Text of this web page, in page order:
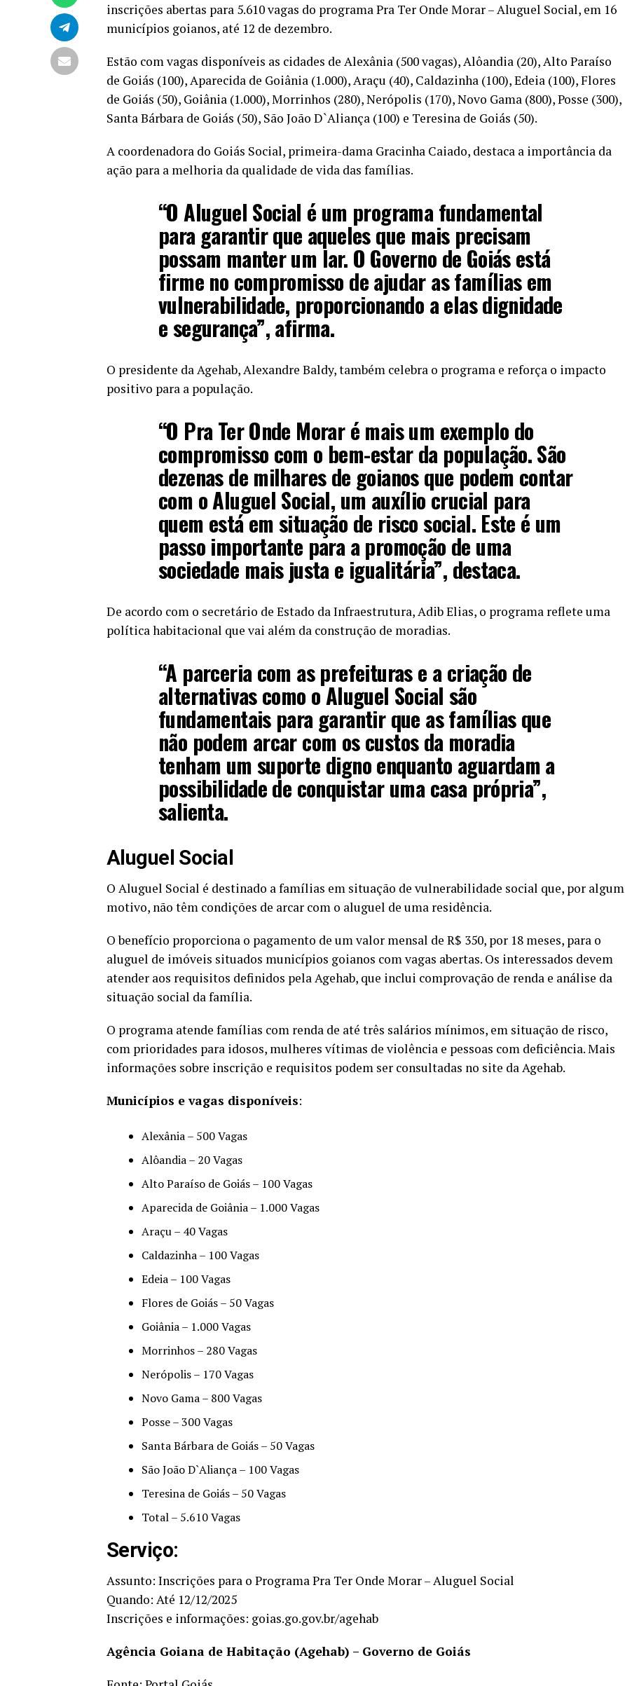
inscrições abertas para 5.610 vagas do programa Pra Ter Onde Morar – Aluguel Social, em 16
municípios goianos, até 12 de dezembro.
Estão com vagas disponíveis as cidades de Alexânia (500 vagas), Alôandia (20), Alto Paraíso
de Goiás (100), Aparecida de Goiânia (1.000), Araçu (40), Caldazinha (100), Edeia (100), Flores
de Goiás (50), Goiânia (1.000), Morrinhos (280), Nerópolis (170), Novo Gama (800), Posse (300),
Santa Bárbara de Goiás (50), São João D`Aliança (100) e Teresina de Goiás (50).
A coordenadora do Goiás Social, primeira-dama Gracinha Caiado, destaca a importância da
ação para a melhoria da qualidade de vida das famílias.
“O Aluguel Social é um programa fundamental
para garantir que aqueles que mais precisam
possam manter um lar. O Governo de Goiás está
firme no compromisso de ajudar as famílias em
vulnerabilidade, proporcionando a elas dignidade
e segurança”, afirma.
O presidente da Agehab, Alexandre Baldy, também celebra o programa e reforça o impacto
positivo para a população.
“O Pra Ter Onde Morar é mais um exemplo do
compromisso com o bem-estar da população. São
dezenas de milhares de goianos que podem contar
com o Aluguel Social, um auxílio crucial para
quem está em situação de risco social. Este é um
passo importante para a promoção de uma
sociedade mais justa e igualitária”, destaca.
De acordo com o secretário de Estado da Infraestrutura, Adib Elias, o programa reflete uma
política habitacional que vai além da construção de moradias.
“A parceria com as prefeituras e a criação de
alternativas como o Aluguel Social são
fundamentais para garantir que as famílias que
não podem arcar com os custos da moradia
tenham um suporte digno enquanto aguardam a
possibilidade de conquistar uma casa própria”,
salienta.
Aluguel Social
O Aluguel Social é destinado a famílias em situação de vulnerabilidade social que, por algum
motivo, não têm condições de arcar com o aluguel de uma residência.
O benefício proporciona o pagamento de um valor mensal de R$ 350, por 18 meses, para o
aluguel de imóveis situados municípios goianos com vagas abertas. Os interessados devem
atender aos requisitos definidos pela Agehab, que inclui comprovação de renda e análise da
situação social da família.
O programa atende famílias com renda de até três salários mínimos, em situação de risco,
com prioridades para idosos, mulheres vítimas de violência e pessoas com deficiência. Mais
informações sobre inscrição e requisitos podem ser consultadas no site da Agehab.
Municípios e vagas disponíveis:
Alexânia – 500 Vagas
Alôandia – 20 Vagas
Alto Paraíso de Goiás – 100 Vagas
Aparecida de Goiânia – 1.000 Vagas
Araçu – 40 Vagas
Caldazinha – 100 Vagas
Edeia – 100 Vagas
Flores de Goiás – 50 Vagas
Goiânia – 1.000 Vagas
Morrinhos – 280 Vagas
Nerópolis – 170 Vagas
Novo Gama – 800 Vagas
Posse – 300 Vagas
Santa Bárbara de Goiás – 50 Vagas
São João D`Aliança – 100 Vagas
Teresina de Goiás – 50 Vagas
Total – 5.610 Vagas
Serviço:
Assunto: Inscrições para o Programa Pra Ter Onde Morar – Aluguel Social
Quando: Até 12/12/2025
Inscrições e informações: goias.go.gov.br/agehab
Agência Goiana de Habitação (Agehab) – Governo de Goiás